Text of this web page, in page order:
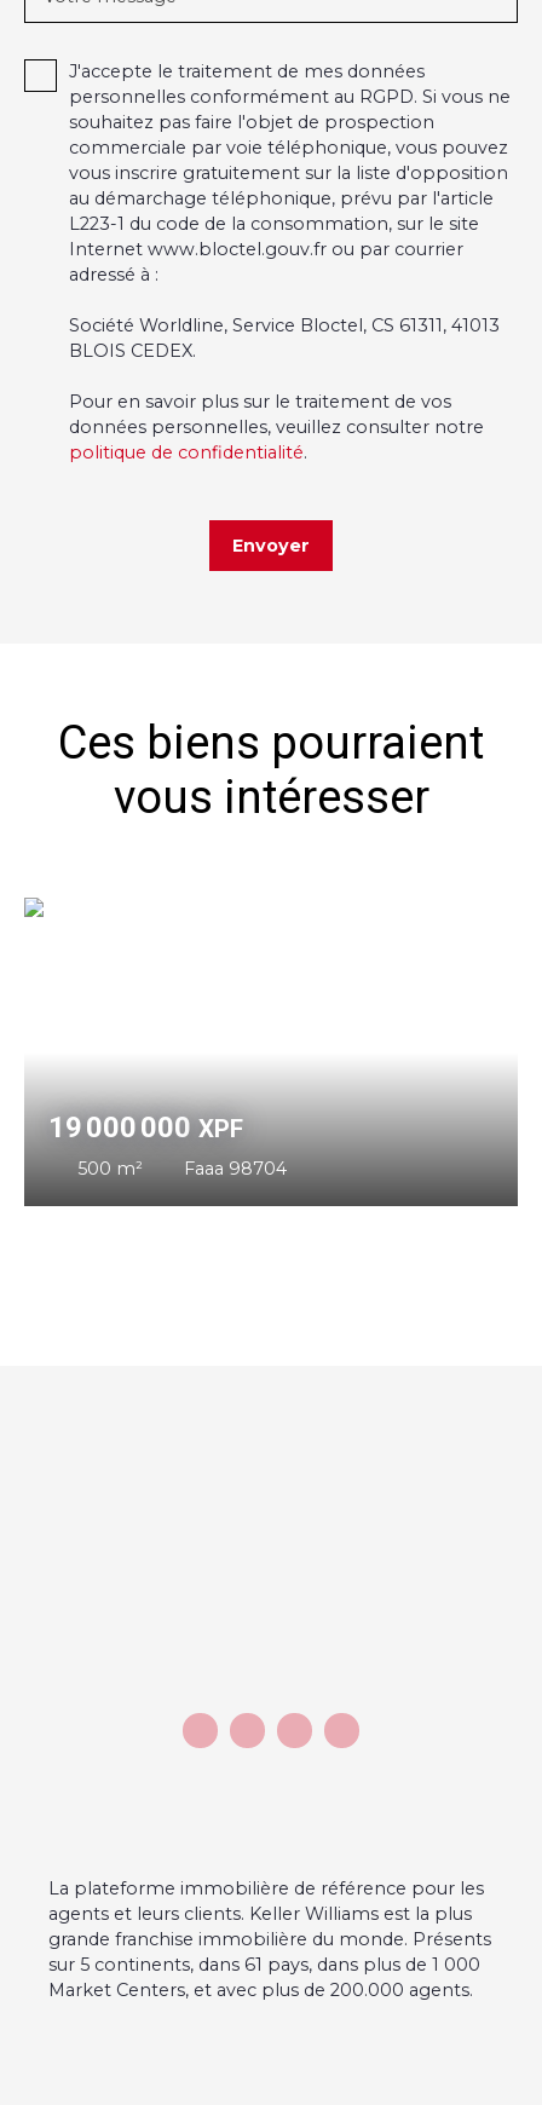
J'accepte le traitement de mes données
personnelles conformément au RGPD. Si vous ne
souhaitez pas faire l'objet de prospection
commerciale par voie téléphonique, vous pouvez
vous inscrire gratuitement sur la liste d'opposition
au démarchage téléphonique, prévu par l'article
L223-1 du code de la consommation, sur le site
Internet www.bloctel.gouv.fr ou par courrier
adressé à :
Société Worldline, Service Bloctel, CS 61311, 41013
BLOIS CEDEX.
Pour en savoir plus sur le traitement de vos
données personnelles, veuillez consulter notre
politique de confidentialité.
Envoyer
Ces biens pourraient
vous intéresser
19 000 000XPF
500 m² Faaa 98704
La plateforme immobilière de référence pour les
agents et leurs clients. Keller Williams est la plus
grande franchise immobilière du monde. Présents
sur 5 continents, dans 61 pays, dans plus de 1 000
Market Centers, et avec plus de 200.000 agents.